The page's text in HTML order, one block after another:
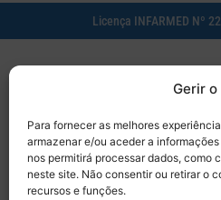
Gerir
Para fornecer as melhores
armazenar e/ou aceder a
nos permitirá processar dados, como
neste site. Não consentir ou retirar o
recursos e funções.
Licença INFARMED Nº